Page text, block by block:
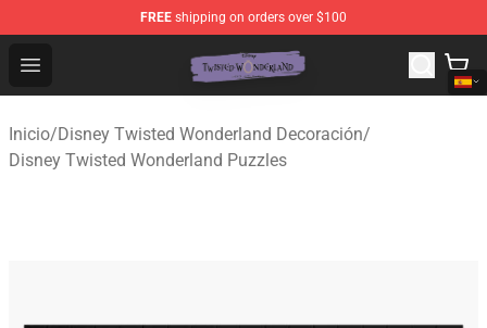
FREE shipping on orders over $100
Open menu
Twisted Wonderland Store - Official Twisted
Inicio/Disney Twisted Wonderland Decoración/
Disney Twisted Wonderland Puzzles